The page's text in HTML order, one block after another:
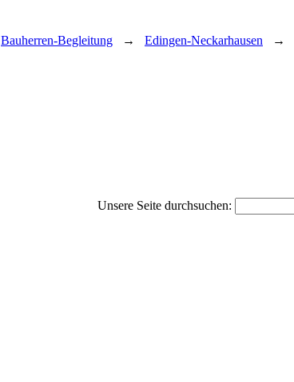
Bauherren-Begleitung → Edingen-Neckarhausen →
Unsere Seite durchsuchen: